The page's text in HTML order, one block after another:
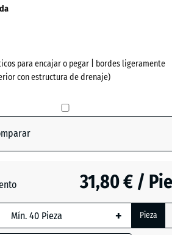
para encajar o pegar | bordes ligeramente
con estructura de drenaje)
31,80 € /
+ Pieza